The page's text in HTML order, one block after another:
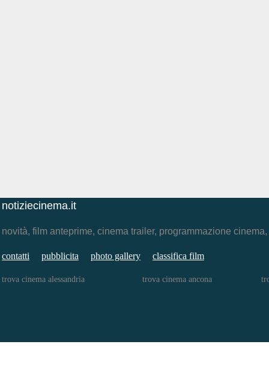
notiziecinema.it
novità, film anteprime, cinema trailer, programmazione
contatti pubblicita photo gallery classifica film
trova cinema alessandria trova cinema ancona